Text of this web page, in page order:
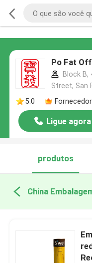
Po Fat
Block B,
Street, San
5.0
Ligue agora
produtos
China